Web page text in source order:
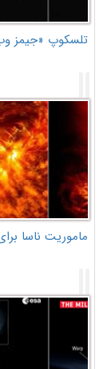
تلسکوپ «جیمز
ماموریت ناسا